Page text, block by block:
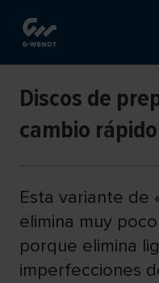
Discos de
cambio rápido
Esta variante de
elimina muy
porque elimina
imperfecciones